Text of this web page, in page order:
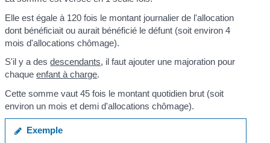
Elle est égale à 120 fois le montant journalier de l'allocation
dont bénéficiait ou aurait bénéficié le défunt (soit environ 4
mois d'allocations chômage).
S'il y a desdescendants, il faut ajouter une majoration pour
chaqueenfant à charge.
Cette somme vaut 45 fois le montant quotidien brut (soit
environ un mois et demi d'allocations chômage).
Exemple